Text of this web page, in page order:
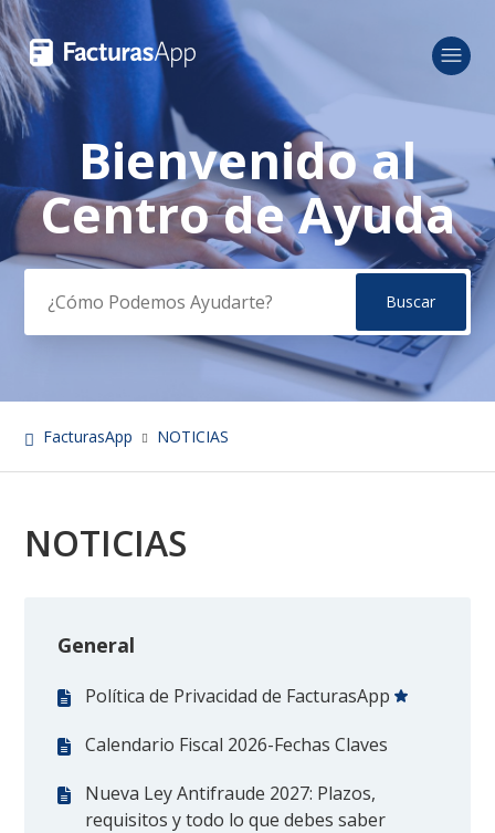
Búsqueda
Bienvenido al
Centro de Ayuda
FacturasApp NOTICIAS
NOTICIAS
General
Política de Privacidad de FacturasApp
Calendario Fiscal 2026-Fechas Claves
Nueva Ley Antifraude 2027: Plazos,
requisitos y todo lo que debes saber